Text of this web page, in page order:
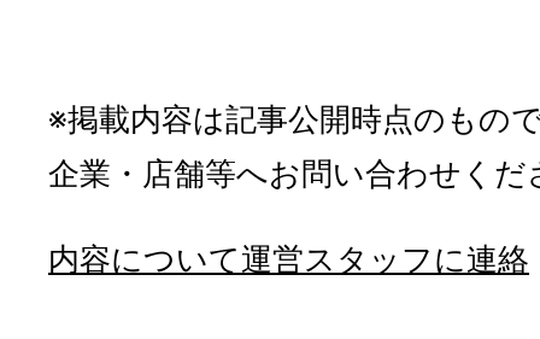
※掲載内容は記事公開時点のもの
企業・店舗等へお問い合わせくだ
内容について運営スタッフに連絡